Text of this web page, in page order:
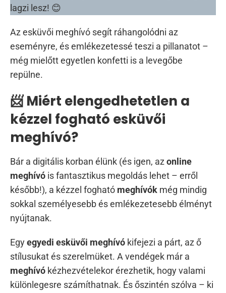
lagzi lesz! 😊
Az esküvői meghívó segít ráhangolódni az
eseményre, és emlékezetessé teszi a pillanatot –
még mielőtt egyetlen konfetti is a levegőbe
repülne.
📨 Miért elengedhetetlen a
kézzel fogható esküvői
meghívó?
Bár a digitális korban élünk (és igen, azonline
meghívó is fantasztikus megoldás lehet – erről
később!), a kézzel fogható meghívók még mindig
sokkal személyesebb és emlékezetesebb élményt
nyújtanak.
Egyegyedi esküvői meghívó kifejezi a párt, az ő
stílusukat és szerelmüket. A vendégek már a
meghívó kézhezvételekor érezhetik, hogy valami
különlegesre számíthatnak. És őszintén szólva – ki